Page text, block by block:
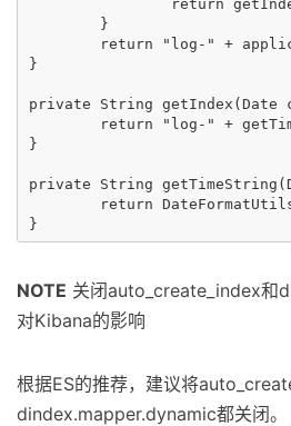
}
private String getIndex(Date
}
private String
NOTE 关闭auto_create_index和
对Kibana的影响
根据ES的推荐，建议将
dindex.mapper.dynamic都关闭。